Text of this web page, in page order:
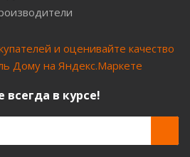
всегда в курсе!